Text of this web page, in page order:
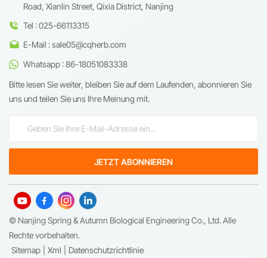
Road, Xianlin Street, Qixia District, Nanjing
Tel : 025-66113315
E-Mail : sale05@cqherb.com
Whatsapp : 86-18051083338
Bitte lesen Sie weiter, bleiben Sie auf dem Laufenden, abonnieren Sie
uns und teilen Sie uns Ihre Meinung mit.
© Nanjing Spring & Autumn Biological Engineering Co., Ltd. Alle
Rechte vorbehalten.
Sitemap
Xml Datenschutzrichtlinie